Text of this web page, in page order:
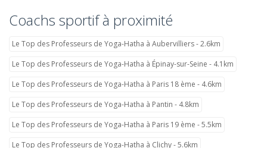
Coachs sportif à proximité
Le Top des Professeurs de Yoga-Hatha à Aubervilliers - 2.6km
Le Top des Professeurs de Yoga-Hatha à Épinay-sur-Seine - 4.1km
Le Top des Professeurs de Yoga-Hatha à Paris 18 ème - 4.6km
Le Top des Professeurs de Yoga-Hatha à Pantin - 4.8km
Le Top des Professeurs de Yoga-Hatha à Paris 19 ème - 5.5km
Le Top des Professeurs de Yoga-Hatha à Clichy - 5.6km